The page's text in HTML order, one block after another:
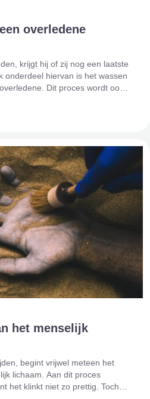
overledene
krijgt hij of zij nog een laatste
onderdeel hiervan is het wassen
Dit proces wordt ook
het menselijk
begint vrijwel meteen het
lichaam. Aan dit proces
het klinkt niet zo prettig. Toch